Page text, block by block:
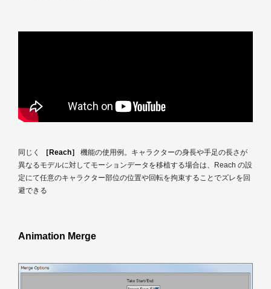
同じく ［Reach］
機能の使用例。キャラクターの身長や手足の長さが
異なるモデルに対してモーションデータを移植する場合は、Reach の設
定にて任意のキャラクター部位の位置や回転を拘束することでズレを回
避できる
Animation Merge